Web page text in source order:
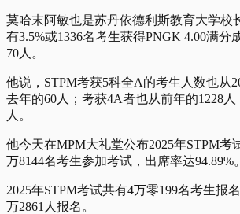
莫哈末阿敏也是苏丹依德利斯教育大学校
有3.5%或1336名考生获得PNGK 4.00满分
70人。
他说，STPM考获5科全A的考生人数也从
去年的60人；考获4A者也从前年的1228人
人。
他今天在MPM大礼堂公布2025年STPM考
万8144名考生参加考试，出席率达94.89%
2025年STPM考试共有4万零199名考生报
万2861人报名。